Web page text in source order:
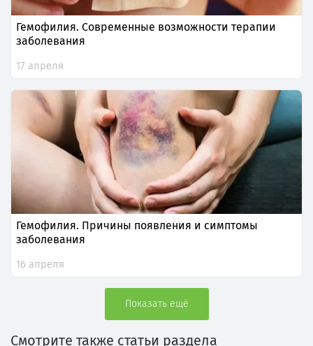
Гемофилия. Современные возможности терапии
заболевания
17 апреля
Гемофилия. Причины появления и симптомы
заболевания
16 апреля
Показать ещё
Смотрите также статьи раздела